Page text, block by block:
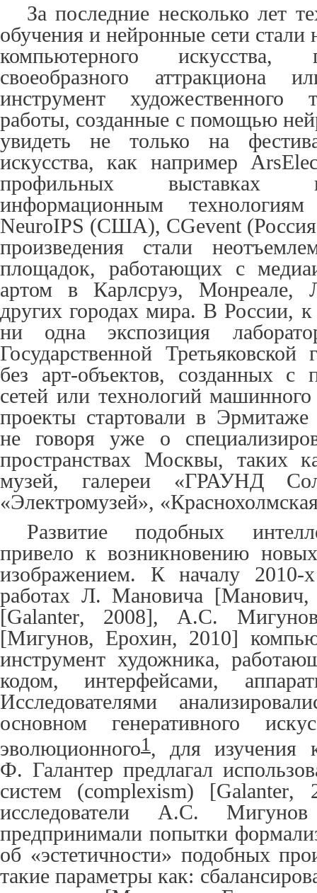
За последние несколько лет
обучения и нейронные сети
компьютерного искусства,
своеобразного аттракциона
инструмент художественного
работы, созданные с помощью
увидеть не только на
искусства, как например
профильных выставках
информационным
NeuroIPS (США), CGevent
произведения стали
площадок, работающих с
артом в Карлсруэ, Монреале,
других городах мира. В России,
ни одна экспозиция
Государственной
без арт-объектов, созданных
сетей или технологий
проекты стартовали в Эрмитаже
не говоря уже о
пространствах Москвы, таких
музей, галереи «ГРАУНД
«Электромузей»,
Развитие подобных
привело к возникновению
изображением. К началу
работах Л. Мановича
[Galanter, 2008], А.С.
[Мигунов, Ерохин, 2010]
инструмент художника,
кодом, интерфейсами,
Исследователями
основном генеративного
эволюционного1, для изучения
Ф. Галантер предлагал
систем (complexism) [Galanter,
исследователи А.С.
предпринимали попытки
об «эстетичности» подобных
такие параметры как: